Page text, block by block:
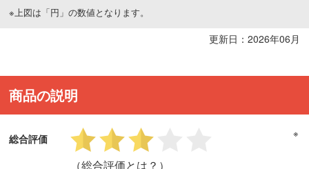
※上図は「円」の数値となります。
更新日：2026年06月
商品の説明
総合評価
（総合評価とは？ ）
※